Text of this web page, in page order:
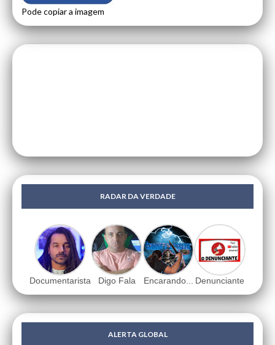
Pode copiar a imagem
RADAR DA VERDADE
Documentarista Digo Fala Encarando... Denunciante
ALERTA GLOBAL